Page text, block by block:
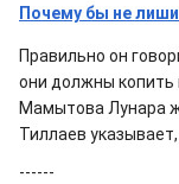
Почему бы не
Правильно он
они должны копить
Мамытова Лунара
Тиллаев
------